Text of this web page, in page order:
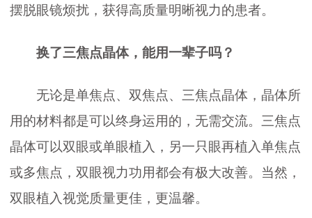
摆脱眼镜烦扰，获得高质量明晰视力的患者。
换了三焦点晶体，能用一辈子吗？
无论是单焦点、双焦点、三焦点晶体，晶体所
用的材料都是可以终身运用的，无需交流。三焦点
晶体可以双眼或单眼植入，另一只眼再植入单焦点
或多焦点，双眼视力功用都会有极大改善。当然，
双眼植入视觉质量更佳，更温馨。